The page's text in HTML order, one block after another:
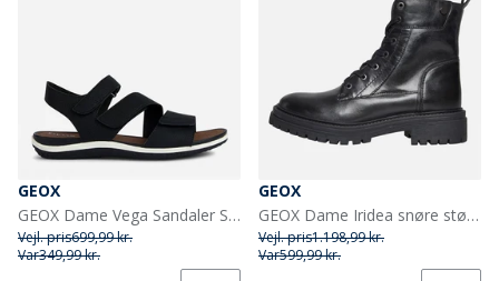
GEOX
GEOX Dame Vega Sandaler Sort
Vejl. pris699,99 kr.
Var349,99 kr.
GEOX
GEOX Dame Iridea snøre støvler Sort
Vejl. pris1.198,99 kr.
Var599,99 kr.